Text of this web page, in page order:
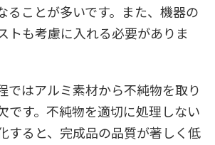
ることが多いです。また、機器の
トも考慮に入れる必要がありま
ではアルミ素材から不純物を取り
です。不純物を適切に処理しない
すると、完成品の品質が著しく低